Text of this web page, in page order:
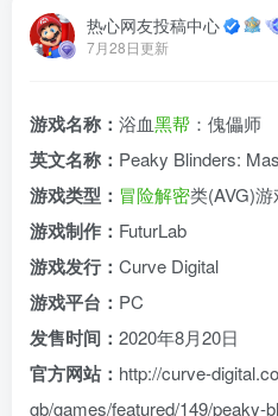
热心网友投稿中心
7月28日更新
游戏名称： 浴血黑帮 ：傀儡师
英文名称： Peaky Blinders:
游戏类型： 冒险解密类(AVG)游
游戏制作： FuturLab
游戏发行： Curve Digital
游戏平台： PC
发售时间： 2020年8月20日
官方网站： http://curve-
gb/games/featured/149/peaky-